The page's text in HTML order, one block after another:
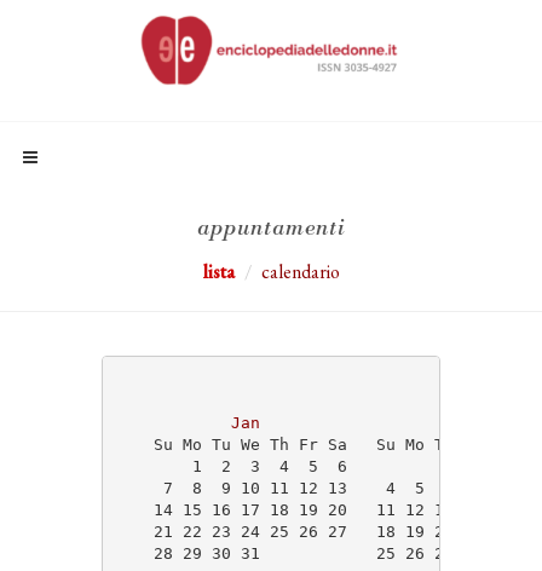
appuntamenti
lista calendario
Jan
Su Mo Tu We Th Fr Sa   Su Mo Tu We Th
1  2  3  4  5  6                1
7  8  9 10 11 12 13    4  5  6  7  8
14 15 16 17 18 19 20   11 12 13 14 15
21 22 23 24 25 26 27   18 19 20 21 22
28 29 30 31            25 26 27 28 29